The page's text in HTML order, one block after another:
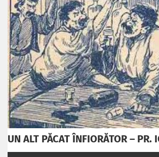
UN ALT PĂCAT ÎNFIORĂTOR – PR.